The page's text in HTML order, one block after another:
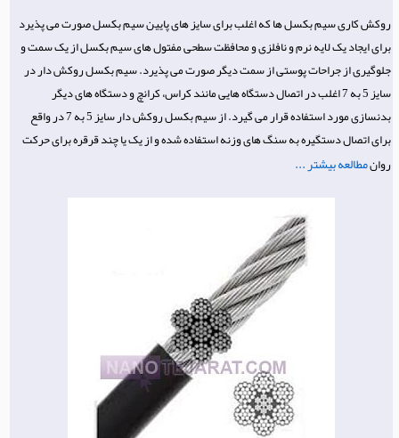
روکش کاری سیم بکسل ها که اغلب برای سایز های پایین سیم بکسل صورت می پذیرد
برای ایجاد یک لایه نرم و نافلزی و محافظت سطحی مفتول های سیم بکسل از یک سمت و
جلوگیری از جراحات پوستی از سمت دیگر صورت می پذیرد. سیم بکسل روکش دار در
سایز 5 به 7 اغلب در اتصال دستگاه هایی مانند کراس، کرانچ و دستگاه های دیگر
بدنسازی مورد استفاده قرار می گیرد. از سیم بکسل روکش دار سایز 5 به 7 در واقع
برای اتصال دستگیره به سنگ های وزنه استفاده شده و از یک یا چند قرقره برای حرکت
روانمطالعه بیشتر ...